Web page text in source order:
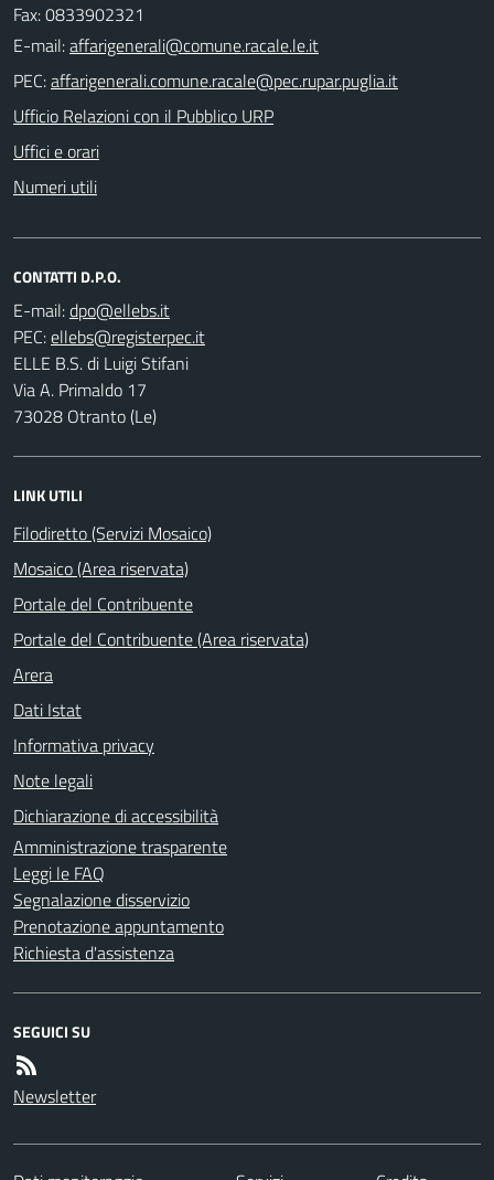
Fax: 0833902321
E-mail:
PEC:
Ufficio Relazioni con il Pubblico URP
Uffici e orari
Numeri utili
CONTATTI D.P.O.
E-mail:
PEC:
ELLE B.S. di Luigi Stifani
Via A. Primaldo 17
73028 Otranto (Le)
LINK UTILI
Filodiretto (Servizi Mosaico)
Mosaico (Area riservata)
Portale del Contribuente
Portale del Contribuente (Area riservata)
Arera
Dati Istat
Informativa privacy
Note legali
Dichiarazione di accessibilità
Amministrazione trasparente
Leggi le FAQ
Segnalazione disservizio
Prenotazione appuntamento
Richiesta d'assistenza
SEGUICI SU
Newsletter